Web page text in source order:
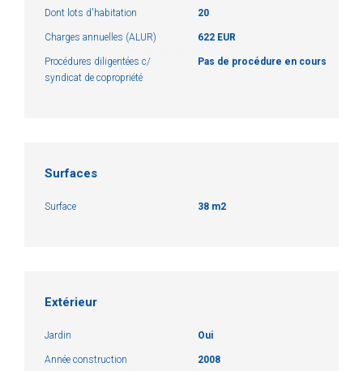
Dont lots d'habitation 20
Charges annuelles (ALUR) 622 EUR
Procédures diligentées c/
syndicat de copropriété
Pas de procédure en cours
Surfaces
Surface 38 m2
Extérieur
Jardin Oui
Année construction 2008